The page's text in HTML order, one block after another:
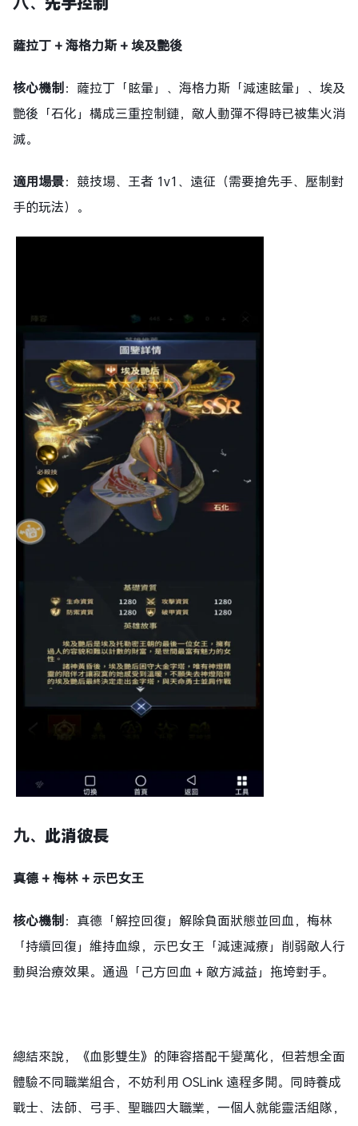
薩拉丁 + 海格力斯 + 埃及艷後
核心機制 ：薩拉丁「眩暈」、海格力斯「減速眩暈」、埃及
艷後「石化」構成三重控制鏈，敵人動彈不得時已被集火消
滅。
適用場景：競技場、王者 1v1、遠征（需要搶先手、壓制對
手的玩法）。
九、 此消彼長
真德 + 梅林 + 示巴女王
核心機制 ：真德「解控回復」解除負面狀態並回血，梅林
「持續回復」維持血線，示巴女王「減速減療」削弱敵人行
動與治療效果。通過「己方回血 + 敵方減益」拖垮對手。
總結來說，《血影雙生》的陣容搭配千變萬化，但若想全面
體驗不同職業組合，不妨利用 OSLink 遠程多開。同時養成
戰士、法師、弓手、聖職四大職業，一個人就能靈活組隊，